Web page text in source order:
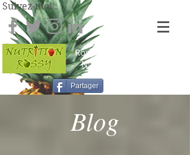
Rosi Goncalves
Nutritionniste-diététiste
Partager
Suivez-moi :
Blog